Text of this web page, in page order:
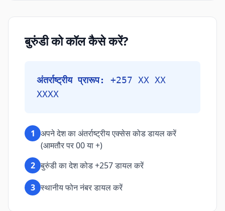
बुरुंडी को कॉल कैसे करें?
अंतर्राष्ट्रीय प्रारूप:
+257 XX XX
XXXX
1 अपने देश का अंतर्राष्ट्रीय एक्सेस कोड डायल करें
(आमतौर पर 00 या +)
2 बुरुंडी का देश कोड +257 डायल करें
3 स्थानीय फोन नंबर डायल करें